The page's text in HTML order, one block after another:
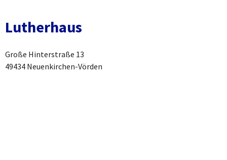
Lutherhaus
Große Hinterstraße 13
49434 Neuenkirchen-Vörden